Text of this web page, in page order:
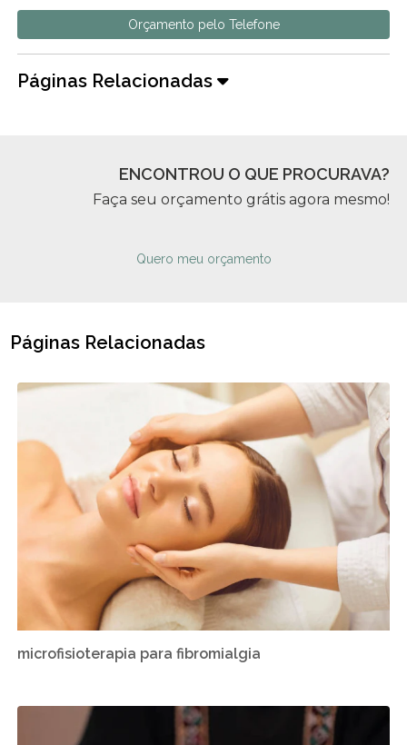
Orçamento pelo Telefone
Páginas Relacionadas
ENCONTROU O QUE PROCURAVA?
Faça seu orçamento grátis agora mesmo!
Quero meu orçamento
Páginas Relacionadas
microfisioterapia para fibromialgia